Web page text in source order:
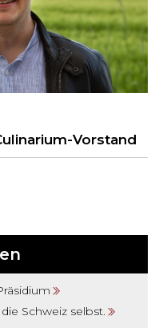
Vorstand
Schweiz selbst.